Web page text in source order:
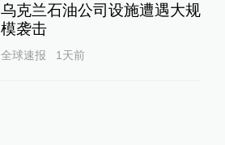
乌克兰石油公司设施遭遇大规
模袭击
全球速报 1天前